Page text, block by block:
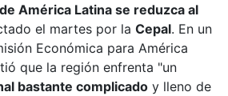
América Latina se reduzca al
el martes por la Cepal. En un
Económica para América
que la región enfrenta "un
bastante complicado y lleno de